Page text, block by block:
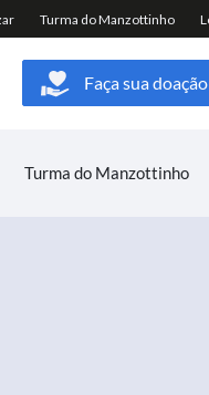
Faça sua doação
Turma do Manzottinho